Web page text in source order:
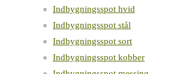
Indbygningsspot hvid
Indbygningsspot stål
Indbygningsspot sort
Indbygningsspot kobber